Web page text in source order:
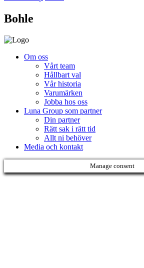
Bohle
Om oss
Vårt team
Hållbart val
Vår historia
Varumärken
Jobba hos oss
Luna Group som partner
Din partner
Rätt sak i rätt tid
Allt ni behöver
Media och kontakt
Manage consent